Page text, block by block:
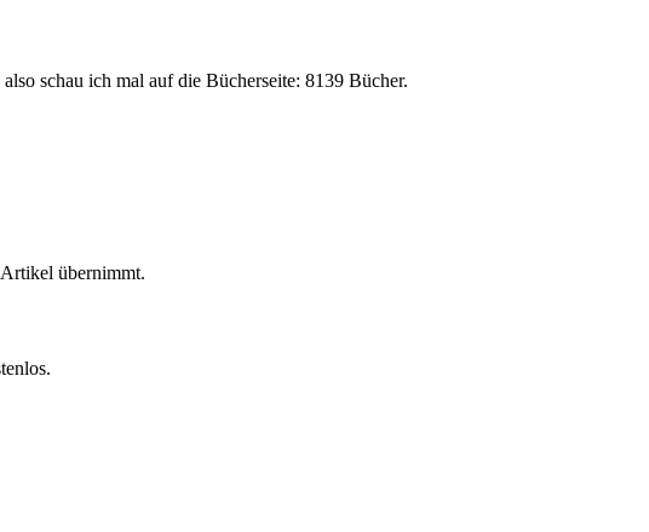
schau ich mal auf die Bücherseite: 8139 Bücher.
Artikel übernimmt.